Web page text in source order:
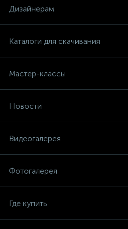
Дизайнерам
Каталоги для скачивания
Мастер-классы
Новости
Видеогалерея
Фотогалерея
Где купить